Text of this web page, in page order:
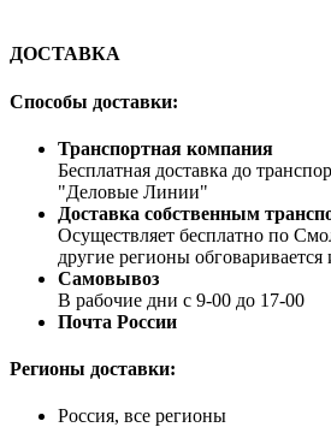
ДОСТАВКА
Способы доставки:
Транспортная компания
Бесплатная доставка до
"Деловые Линии"
Доставка собственным
Осуществляет бесплатно по
другие регионы
Самовывоз
В рабочие дни с 9-00 до 17-00
Почта России
Регионы доставки:
Россия, все регионы